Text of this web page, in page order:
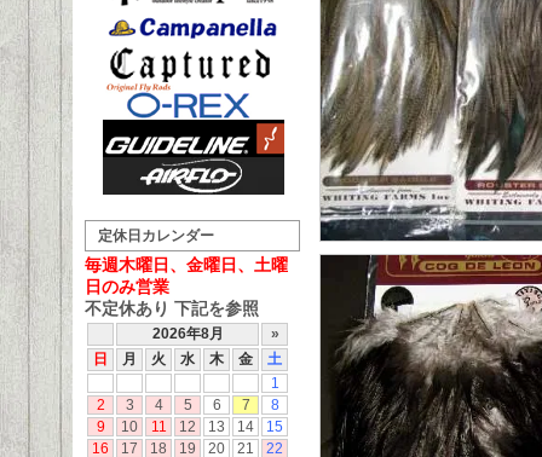
定休日カレンダー
毎週木曜日、金曜日、土曜
日のみ営業
不定休あり 下記を参照